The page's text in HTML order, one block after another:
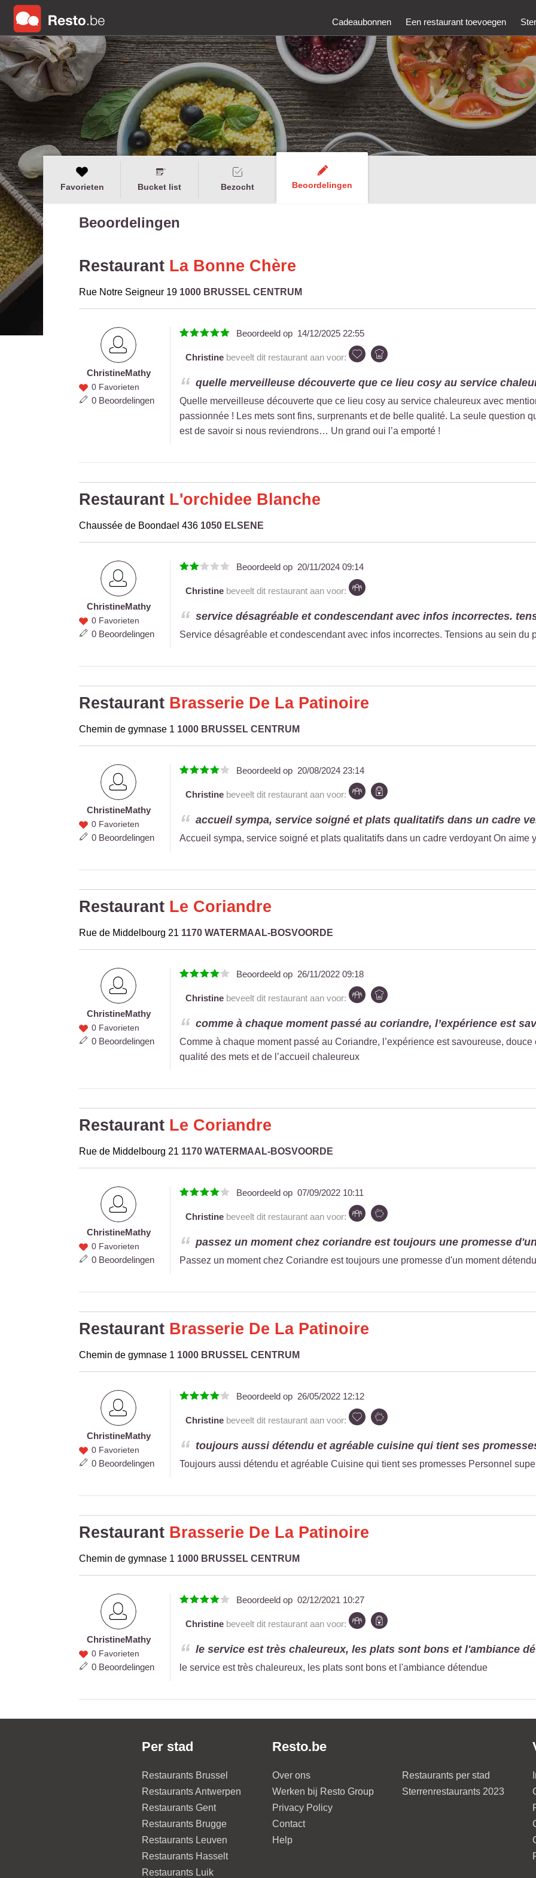
Cadeaubonnen Een restaurant toevoegen
Favorieten Bucket list Bezocht Beoordelingen
Beoordelingen
Restaurant La Bonne Chère
Rue Notre Seigneur 19 1000 BRUSSEL CENTRUM
Christine
Mathy
ChristineMathy
0 Favorieten
0 Beoordelingen
Beoordeeld op 14/12/2025 22:55
Christine beveelt dit restaurant aan voor:
quelle merveilleuse découverte que ce lieu cosy au service
Quelle merveilleuse découverte que ce lieu cosy au service chaleureux avec
passionnée ! Les mets sont fins, surprenants et de belle qualité. La seule question
est de savoir si nous reviendrons… Un grand oui l’a emporté !
Restaurant L'orchidee Blanche
Chaussée de Boondael 436 1050 ELSENE
Christine
Mathy
ChristineMathy
0 Favorieten
0 Beoordelingen
Beoordeeld op 20/11/2024 09:14
Christine beveelt dit restaurant aan voor:
service désagréable et condescendant avec infos incorrectes.
Service désagréable et condescendant avec infos incorrectes. Tensions au sein du
Restaurant Brasserie De La Patinoire
Chemin de gymnase 1 1000 BRUSSEL CENTRUM
Christine
Mathy
ChristineMathy
0 Favorieten
0 Beoordelingen
Beoordeeld op 20/08/2024 23:14
Christine beveelt dit restaurant aan voor:
accueil sympa, service soigné et plats qualitatifs dans un cadre
Accueil sympa, service soigné et plats qualitatifs dans un cadre verdoyant On aime
Restaurant Le Coriandre
Rue de Middelbourg 21 1170 WATERMAAL-BOSVOORDE
Christine
Mathy
ChristineMathy
0 Favorieten
0 Beoordelingen
Beoordeeld op 26/11/2022 09:18
Christine beveelt dit restaurant aan voor:
comme à chaque moment passé au coriandre, l’expérience est
Comme à chaque moment passé au Coriandre, l’expérience est savoureuse,
qualité des mets et de l’accueil chaleureux
Restaurant Le Coriandre
Rue de Middelbourg 21 1170 WATERMAAL-BOSVOORDE
Christine
Mathy
ChristineMathy
0 Favorieten
0 Beoordelingen
Beoordeeld op 07/09/2022 10:11
Christine beveelt dit restaurant aan voor:
passez un moment chez coriandre est toujours une promesse
Passez un moment chez Coriandre est toujours une promesse d'un moment
Restaurant Brasserie De La Patinoire
Chemin de gymnase 1 1000 BRUSSEL CENTRUM
Christine
Mathy
ChristineMathy
0 Favorieten
0 Beoordelingen
Beoordeeld op 26/05/2022 12:12
Christine beveelt dit restaurant aan voor:
toujours aussi détendu et agréable cuisine qui tient ses
Toujours aussi détendu et agréable Cuisine qui tient ses promesses Personnel
Restaurant Brasserie De La Patinoire
Chemin de gymnase 1 1000 BRUSSEL CENTRUM
Christine
Mathy
ChristineMathy
0 Favorieten
0 Beoordelingen
Beoordeeld op 02/12/2021 10:27
Christine beveelt dit restaurant aan voor:
le service est très chaleureux, les plats sont bons et l'ambiance
le service est très chaleureux, les plats sont bons et l'ambiance détendue
Per stad
Restaurants Brussel
Restaurants Antwerpen
Restaurants Gent
Restaurants Brugge
Restaurants Leuven
Restaurants Hasselt
Restaurants Luik
Resto.be
Over ons
Werken bij Resto Group
Privacy Policy
Contact
Help
Restaurants per stad
Sterrenrestaurants 2023